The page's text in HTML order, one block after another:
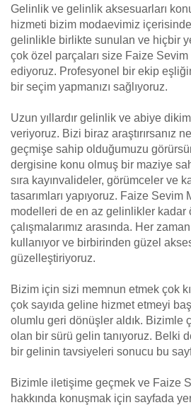
Gelinlik ve gelinlik aksesuarları
hizmeti bizim modaevimiz
gelinlikle birlikte sunulan ve hiçbir
çok özel parçaları size Faize Sevim
ediyoruz. Profesyonel bir ekip
bir seçim yapmanızı sağlıyoruz.
Uzun yıllardır gelinlik ve abiye
veriyoruz. Bizi biraz araştırırsanız
geçmişe sahip olduğumuzu
dergisine konu olmuş bir maziye
sıra kayınvalideler, görümceler ve
tasarımları yapıyoruz. Faize Sevim
modelleri de en az gelinlikler kadar
çalışmalarımız arasında. Her
kullanıyor ve birbirinden güzel
güzelleştiriyoruz.
Bizim için sizi memnun etmek çok
çok sayıda geline hizmet etmeyi
olumlu geri dönüşler aldık. Bizimle
olan bir sürü gelin tanıyoruz. Belki
bir gelinin tavsiyeleri sonucu bu
Bizimle iletişime geçmek ve Faize
hakkında konuşmak için sayfada